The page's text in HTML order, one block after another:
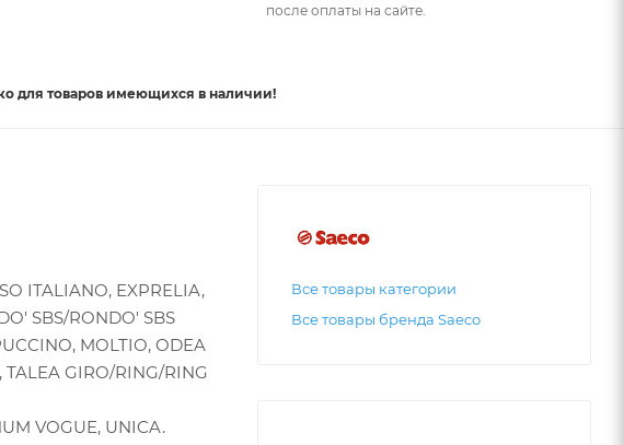
после оплаты на сайте.
для товаров имеющихся в наличии!
ITALIANO, EXPRELIA,
SBS/RONDO' SBS
MOLTIO, ODEA
GIRO/RING/RING
VOGUE, UNICA.
Все товары категории
Все товары бренда Saeco